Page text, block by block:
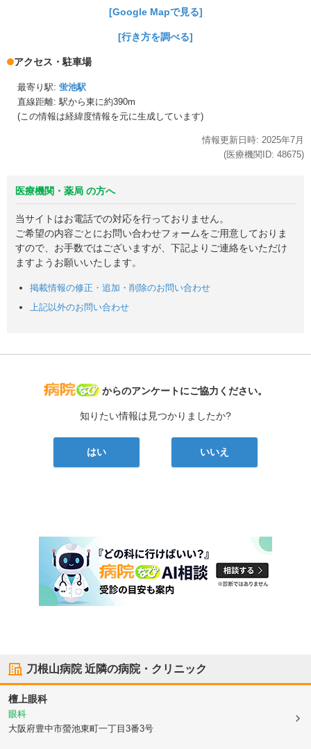
[Google Mapで見る]
[行き方を調べる]
アクセス・駐車場
最寄り駅: 蛍池駅
直線距離: 駅から東に約390m
(この情報は経緯度情報を元に生成しています)
情報更新日時: 2025年7月
(医療機関ID: 48675)
医療機関・薬局 の方へ
当サイトはお電話での対応を行っておりません。
ご希望の内容ごとにお問い合わせフォームをご用意しておりま
すので、お手数ではございますが、下記よりご連絡をいただけ
ますようお願いいたします。
掲載情報の修正・追加・削除のお問い合わせ
上記以外のお問い合わせ
病院なび
からのアンケートにご協力ください。
知りたい情報は見つかりましたか?
はい いいえ
刀根山病院近隣の病院・クリニック
檀上眼科
眼科
大阪府豊中市螢池東町一丁目3番3号